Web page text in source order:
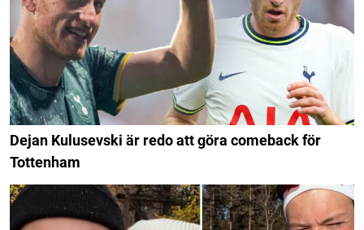
Dejan Kulusevski är redo att göra comeback för
Tottenham